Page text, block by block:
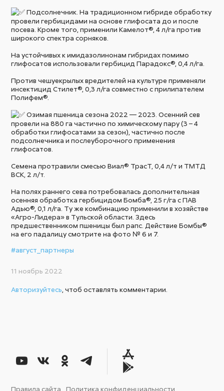
Подсолнечник. На традиционном гибриде обработку
провели гербицидами на основе глифосата до и после
посева. Кроме того, применили Камелот®, 4 л/га против
широкого спектра сорняков.
На устойчивых к имидазолинонам гибридах помимо
глифосатов использовали гербицид Парадокс®, 0,4 л/га.
Против чешуекрылых вредителей на культуре применяли
инсектицид Стилет®, 0,3 л/га совместно с прилипателем
Полифем®.
Озимая пшеница сезона 2022 — 2023. Осенний сев
провели на 880 га частично по химическому пару (3 – 4
обработки глифосатами за сезон), частично после
подсолнечника и послеуборочного применения
глифосатов.
Семена протравили смесью Виал® ТрасТ, 0,4 л/т и ТМТД
ВСК, 2 л/т.
На полях раннего сева потребовалась дополнительная
осенняя обработка гербицидом Бомба®, 25 г/га с ПАВ
Адью®, 0,1 л/га. Ту же комбинацию применили в хозяйстве
«Агро-Лидера» в Тульской области. Здесь
предшественником пшеницы был рапс. Действие Бомбы®
на его падалицу смотрите на фото № 6 и 7.
#август_партнеры
11 ноябрь 2022
Авторизуйтесь , чтоб оставлять комментарии.
Правила сайта Политика конфиденциальности